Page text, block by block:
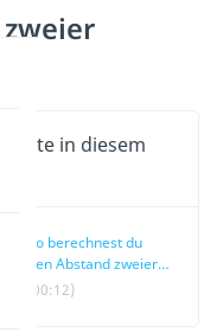
in diesem
So berechnest du
den Abstand zweier
Punkte
(00:12)